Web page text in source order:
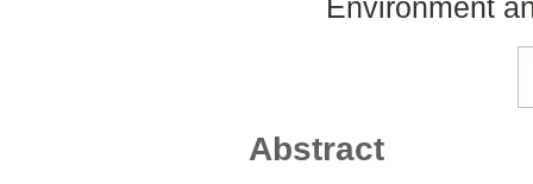
Environment
Abstract